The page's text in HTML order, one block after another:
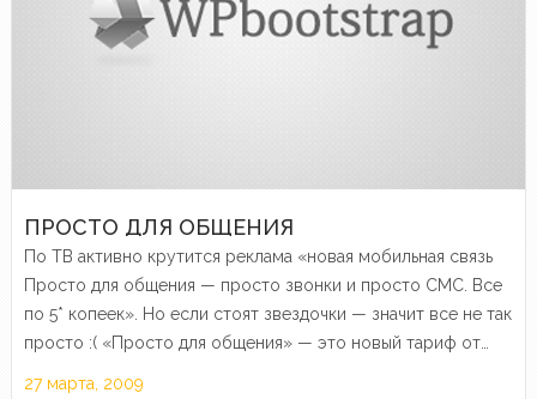
ПРОСТО ДЛЯ ОБЩЕНИЯ
По ТВ активно крутится реклама «новая мобильная связь
Просто для общения — просто звонки и просто СМС. Все
по 5* копеек». Но если стоят звездочки — значит все не так
просто :( «Просто для общения» — это новый тариф от…
27 марта, 2009